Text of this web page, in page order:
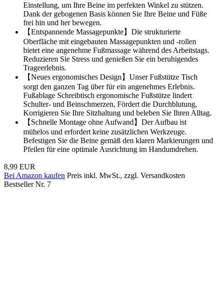
Einstellung, um Ihre Beine im perfekten Winkel zu stützen.
Dank der gebogenen Basis können Sie Ihre Beine und Füße
frei hin und her bewegen.
【Entspannende Massagepunkte】Die strukturierte
Oberfläche mit eingebauten Massagepunkten und -rollen
bietet eine angenehme Fußmassage während des Arbeitstags.
Reduzieren Sie Stress und genießen Sie ein beruhigendes
Trageerlebnis.
【Neues ergonomisches Design】Unser Fußstütze Tisch
sorgt den ganzen Tag über für ein angenehmes Erlebnis.
Fußablage Schreibtisch ergonomische Fußstütze lindert
Schulter- und Beinschmerzen, Fördert die Durchblutung,
Korrigieren Sie Ihre Sitzhaltung und beleben Sie Ihren Alltag.
【Schnelle Montage ohne Aufwand】Der Aufbau ist
mühelos und erfordert keine zusätzlichen Werkzeuge.
Befestigen Sie die Beine gemäß den klaren Markierungen und
Pfeilen für eine optimale Ausrichtung im Handumdrehen.
8,99 EUR
Bei Amazon kaufen Preis inkl. MwSt., zzgl. Versandkosten
Bestseller Nr. 7